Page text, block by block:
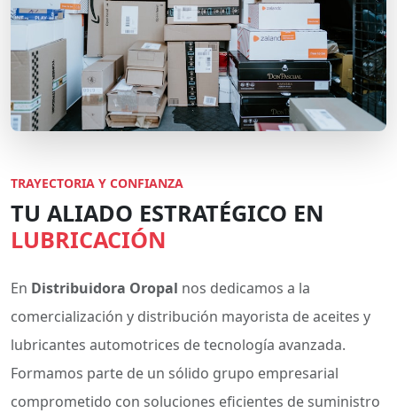
TRAYECTORIA Y CONFIANZA
TU ALIADO ESTRATÉGICO EN
LUBRICACIÓN
En Distribuidora Oropal nos dedicamos a la
comercialización y distribución mayorista de aceites y
lubricantes automotrices de tecnología avanzada.
Formamos parte de un sólido grupo empresarial
comprometido con soluciones eficientes de suministro